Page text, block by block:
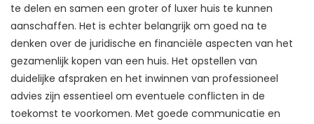
te delen en samen een groter of luxer huis te kunnen
aanschaffen. Het is echter belangrijk om goed na te
denken over de juridische en financiële aspecten van het
gezamenlijk kopen van een huis. Het opstellen van
duidelijke afspraken en het inwinnen van professioneel
advies zijn essentieel om eventuele conflicten in de
toekomst te voorkomen. Met goede communicatie en